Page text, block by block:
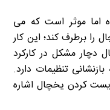
اما موثر است که می
را برطرف کند؛ این کار
دچار مشکل در کارکرد
تنظیمات دارد.
کردن یخچال اشاره